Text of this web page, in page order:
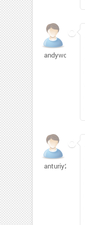
andywolfo992
anturiy253